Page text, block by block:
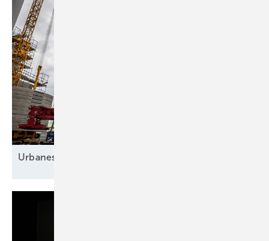
Urbanes Heizen zwischen Wärme und